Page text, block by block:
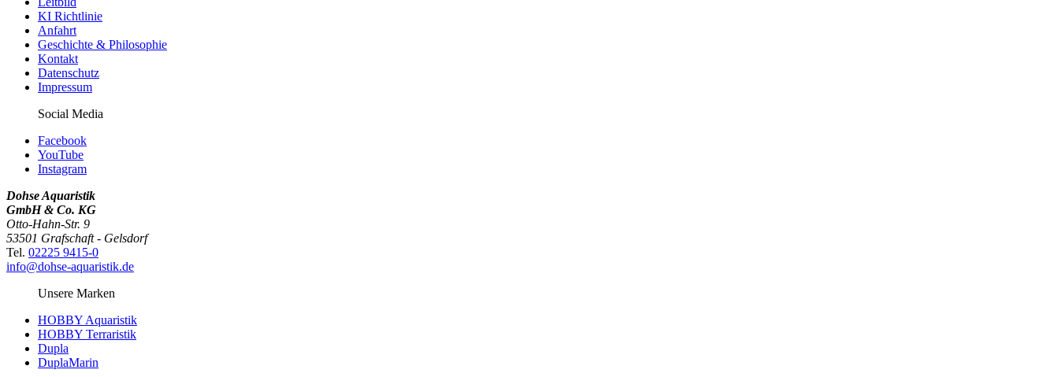
KI Richtlinie
Anfahrt
Geschichte & Philosophie
Kontakt
Datenschutz
Impressum
Social Media
Facebook
YouTube
Instagram
Dohse Aquaristik
GmbH & Co. KG
Otto-Hahn-Str. 9
53501 Grafschaft - Gelsdorf
Tel. 02225 9415-0
info@dohse-aquaristik.de
Unsere Marken
HOBBY Aquaristik
HOBBY Terraristik
Dupla
DuplaMarin